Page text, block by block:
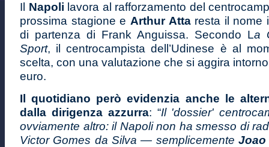
Il Napoli lavora al rafforzamento del
prossima stagione e Arthur Attaresta il nome
di partenza di Frank Anguissa. Secondo La
Sport, il centrocampista dell’Udinese è al
scelta, con una valutazione che si aggira
euro.
Il quotidiano però evidenzia anche le
dalla dirigenza azzurra: “Il 'dossier'
ovviamente altro: il Napoli non ha smesso di
Victor Gomes da Silva — semplicemente